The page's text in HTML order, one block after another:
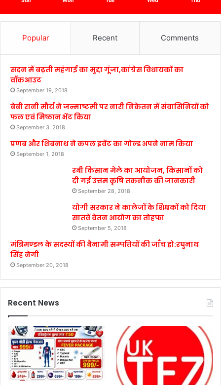
Popular Recent Comments
सदन में बढ़ती महंगाई का मुद्दा गूंजा,कांग्रेस विधायकों का
वॉकआउट
September 19, 2018
बेबी रानी मौर्य ने जन्माष्टमी पर नारी निकेतन में संवासिनियों को
फल एवं मिष्ठान भेंट किया
September 3, 2018
प्रणब और शिबनाथ ने कपल इवेंट का गोल्ड अपने नाम किया
September 1, 2018
रबी किसान मेले का आयोजन, किसानों को
दी गई उत्तम कृषि तकनीक की जानकारी
September 28, 2018
योगी सरकार ने कालेजों के शिक्षकों को दिया
सातवें वेतन आयोग का तोहफा
September 5, 2018
मंत्रिमण्डल के सदस्यों की बैनामी सम्पत्तियों की जाँच हो:रघुनाथ
सिंह नेगी
September 20, 2018
Recent News